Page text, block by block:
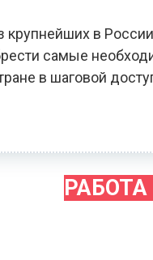
крупнейших в
самые
в шаговой